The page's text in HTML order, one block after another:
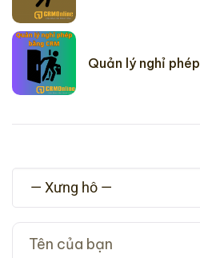
Quản lý nghỉ phép